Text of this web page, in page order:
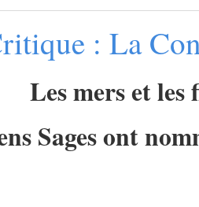
: La
Les mers et
Sages ont